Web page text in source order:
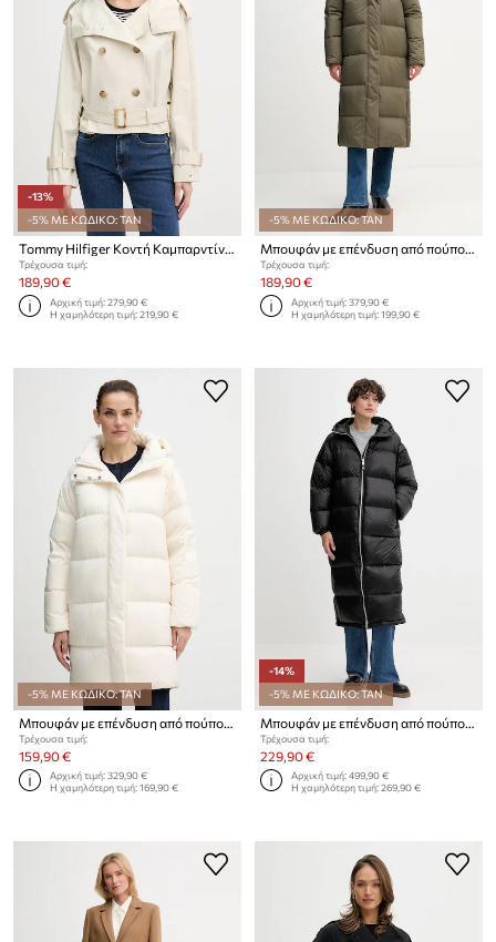
-13%
-5% ΜΕ ΚΩΔΙΚΟ: TAN
Tommy Hilfiger Κοντή Καμπαρντίνα Γυναικεία Βαμβακερή
Τρέχουσα τιμή:
189,90 €
Αρχική τιμή:279,90 €
Η χαμηλότερη τιμή:219,90 €
-5% ΜΕ ΚΩΔΙΚΟ: TAN
Μπουφάν με επένδυση από πούπουλα Tommy Hilfiger
Τρέχουσα τιμή:
189,90 €
Αρχική τιμή:379,90 €
Η χαμηλότερη τιμή:199,90 €
-5% ΜΕ ΚΩΔΙΚΟ: TAN
Τρέχουσα τιμή:
159,90 €
Αρχική τιμή:329,90 €
Η χαμηλότερη τιμή:169,90 €
-14%
-5% ΜΕ ΚΩΔΙΚΟ: TAN
Τρέχουσα τιμή:
229,90 €
Αρχική τιμή:499,90 €
Η χαμηλότερη τιμή:269,90 €